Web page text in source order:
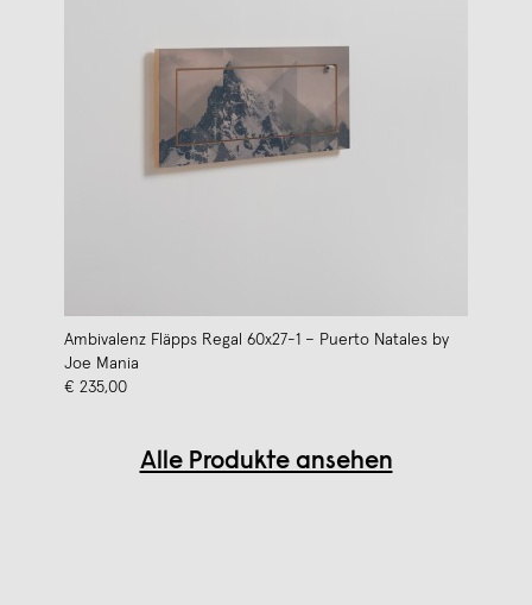
Ambivalenz Fläpps Regal 60x27-1 – Puerto Natales by
Joe Mania
€ 235,00
Alle Produkte ansehen